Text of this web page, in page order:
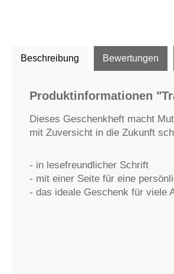
Beschreibung Bewertungen
Produktinformationen
Dieses Geschenkheft macht
mit Zuversicht in die Zukunft
- in lesefreundlicher Schrift
- mit einer Seite für eine
- das ideale Geschenk für viele